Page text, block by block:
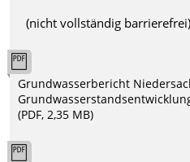
(nicht vollständig barrierefrei)
Grundwasserbericht
(PDF, 2,35 MB)